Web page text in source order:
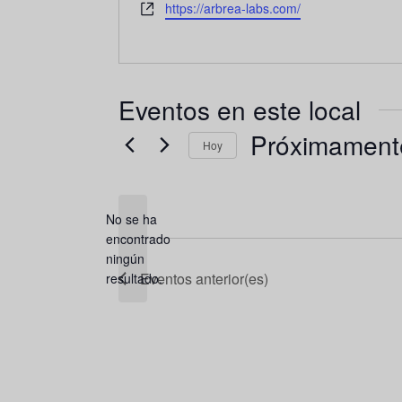
Páginahttps://arbrea-labs.com/
Eventos en este local
Aviso
No se ha
encontrado
ningún
resultado.
Hoy
Eventosanterior(es)